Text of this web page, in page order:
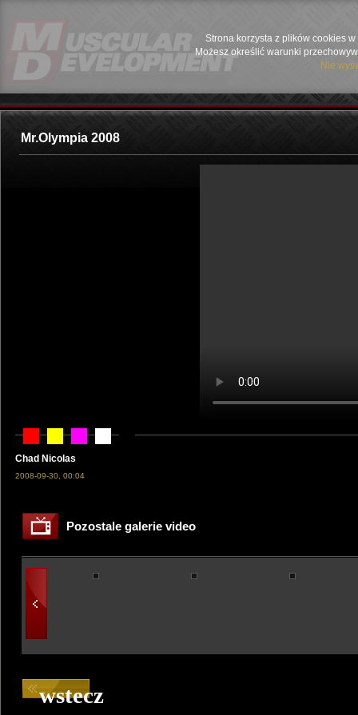
Strona korzysta z plików cookies
Możesz określić warunki
Nie
Mr.Olympia 2008
Chad Nicolas
2008-09-30, 00:04
Pozostale galerie video
wstecz